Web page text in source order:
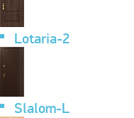
Lotaria-2
Slalom-L